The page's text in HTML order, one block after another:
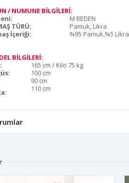
/ NUMUNE BİLGİLERİ:
M BEDEN
TÜRÜ:
Pamuk, Likra
İçeriği:
%95 Pamuk,%5 Likra
BİLGİLERİ:
165 cm / Kilo 75 kg
100 cm
90 cm
110 cm